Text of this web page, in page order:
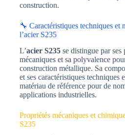
construction.
🔧 Caractéristiques techniques et
l’acier S235
L’acier S235 se distingue par ses
mécaniques et sa polyvalence
construction métallique. Sa
et ses caractéristiques techniques
matériau de référence pour de
applications industrielles.
Propriétés mécaniques et
S235